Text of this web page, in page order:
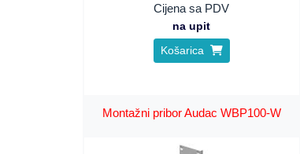
Cijena sa PDV
na upit
Košarica
Montažni pribor Audac WBP100-W